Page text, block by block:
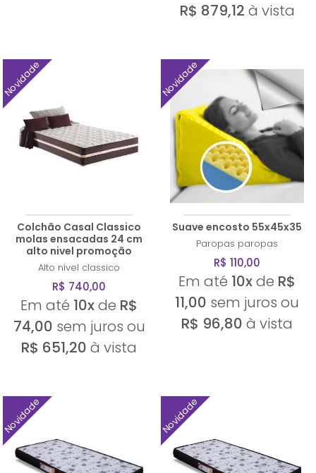
R$ 879,12 à vista
Novidade
Colchão Casal Classico
molas ensacadas 24 cm
alto nivel promoção
Alto nível classico
R$ 740,00
Em até 10xde R$
74,00 sem juros ou
R$ 651,20 à vista
Novidade
Suave encosto 55x45x35
Paropas paropas
R$ 110,00
Em até 10xde R$
11,00 sem juros ou
R$ 96,80 à vista
Novidade Novidade